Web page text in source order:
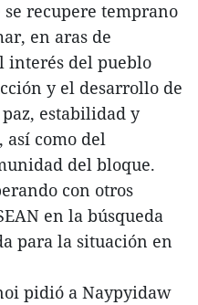
se recupere temprano
en aras de
interés del pueblo
y el desarrollo de
estabilidad y
como del
del bloque.
con otros
en la búsqueda
para la situación en
pidió a Naypyidaw